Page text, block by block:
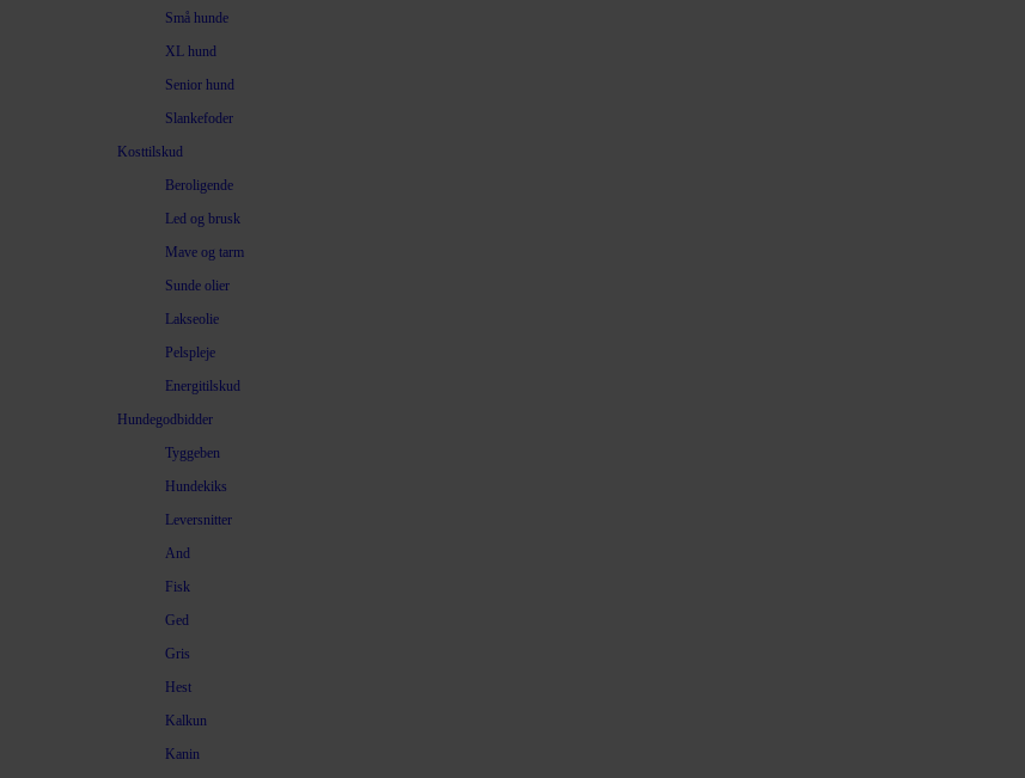
Små hunde
XL hund
Senior hund
Slankefoder
Kosttilskud
Beroligende
Led og brusk
Mave og tarm
Sunde olier
Lakseolie
Pelspleje
Energitilskud
Hundegodbidder
Tyggeben
Hundekiks
Leversnitter
And
Fisk
Ged
Gris
Hest
Kalkun
Kanin